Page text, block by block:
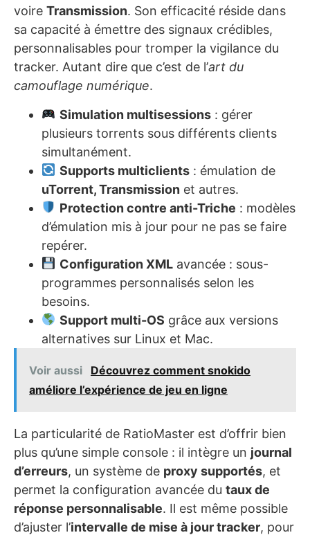
voire Transmission. Son efficacité réside dans
sa capacité à émettre des signaux crédibles,
personnalisables pour tromper la vigilance du
tracker. Autant dire que c’est de l’art du
camouflage numérique.
Simulation multisessions: gérer
plusieurs torrents sous différents clients
simultanément.
Supports multiclients: émulation de
uTorrent, Transmission et autres.
Protection contre anti-Triche : modèles
d’émulation mis à jour pour ne pas se faire
repérer.
Configuration XMLavancée : sous-
programmes personnalisés selon les
besoins.
Support multi-OS grâce aux versions
alternatives sur Linux et Mac.
Voir aussi
Découvrez comment snokido
améliore l’expérience de jeu en ligne
La particularité de RatioMaster est d’offrir bien
plus qu’une simple console : il intègre un journal
d’erreurs, un système de proxy supportés, et
permet la configuration avancée du taux de
réponse personnalisable. Il est même possible
d’ajuster l’intervalle de mise à jour tracker, pour